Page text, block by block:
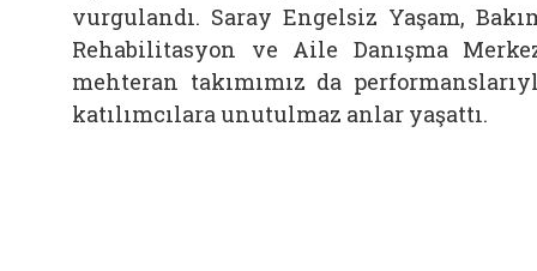
vurgulandı. Saray Engelsiz Yaşam,
Rehabilitasyon ve Aile Danışma
mehteran takımımız da
katılımcılara unutulmaz anlar yaşattı.